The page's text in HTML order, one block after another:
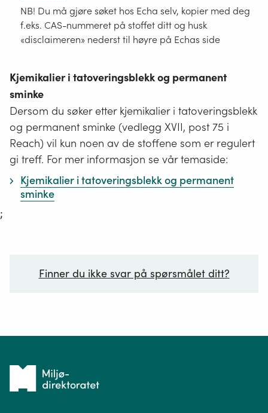
NB! Du må gjøre søket hos Echa selv, kopier med deg
f.eks. CAS-nummeret på stoffet ditt og husk
«disclaimeren» nederst til høyre på Echas side
Kjemikalier i tatoveringsblekk og permanent
sminke
Dersom du søker etter kjemikalier i tatoveringsblekk
og permanent sminke (vedlegg XVII, post 75 i
Reach) vil kun noen av de stoffene som er regulert
gi treff. For mer informasjon se vår temaside:
Kjemikalier i tatoveringsblekk og permanent
sminke
;
Finner du ikke svar på spørsmålet ditt?
Tilbake